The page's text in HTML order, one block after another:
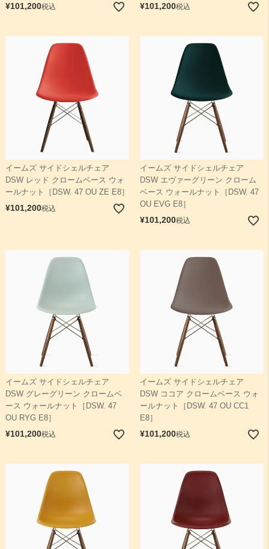
¥101,200税込 ¥101,200税込
イームズ サイドシェルチェア
DSW レッド クロームベース ウォ
ールナット［DSW. 47 OU ZE E8］
¥101,200税込
イームズ サイドシェルチェア
DSW エヴァーグリーン クローム
ベース ウォールナット［DSW. 47
OU EVG E8］
¥101,200税込
イームズ サイドシェルチェア
DSW グレーグリーン クロームベ
ース ウォールナット［DSW. 47
OU RYG E8］
¥101,200税込
イームズ サイドシェルチェア
DSW ココア クロームベース ウォ
ールナット［DSW. 47 OU CC1
E8］
¥101,200税込